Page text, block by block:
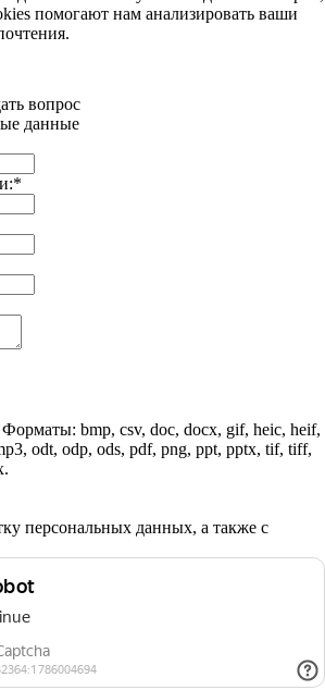
помогают нам анализировать ваши
вопрос
данные
*
bmp, csv, doc, docx, gif, heic, heif,
odt, odp, ods, pdf, png, ppt, pptx, tif, tiff,
персональных данных, а также с